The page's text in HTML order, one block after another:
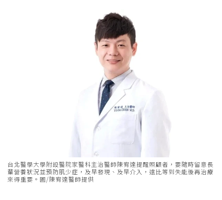
台北醫學大學附設醫院家醫科主治醫師陳宥達提醒照顧者，要隨時留意長
輩營養狀況並預防肌少症，及早發現、及早介入，遠比等到失能後再治療
來得重要。圖/陳宥達醫師提供